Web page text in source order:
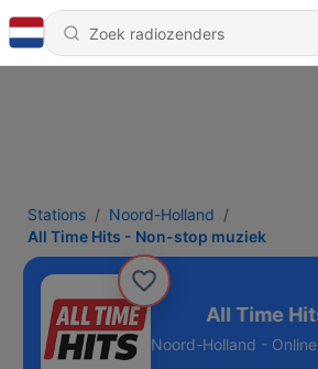
Stations
Noord-Holland
All Time Hits - Non-stop muziek
stop muziek
Noord-Holland - Online